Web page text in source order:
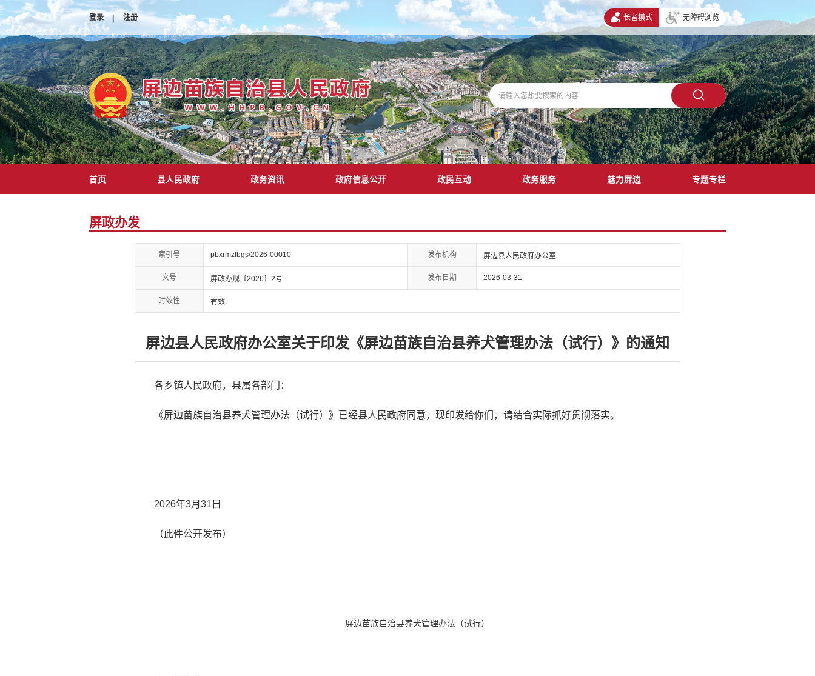
登录 | 注册 长者模式 无障碍浏览
首页 县人民政府 政务资讯 政府信息公开 政民互动 政务服务 魅力屏边 专题专栏
屏政办发
索引号 pbxrmzfbgs/2026-00010 发布机构 屏边县人民政府办公室
文号 屏政办规〔2026〕2号 发布日期 2026-03-31
时效性 有效
屏边县人民政府办公室关于印发《屏边苗族自治县养犬管理办法（试行）》的通知
各乡镇人民政府，县属各部门：
《屏边苗族自治县养犬管理办法（试行）》已经县人民政府同意，现印发给你们，请结合实际抓好贯彻落实。
2026年3月31日
（此件公开发布）
屏边苗族自治县养犬管理办法（试行）